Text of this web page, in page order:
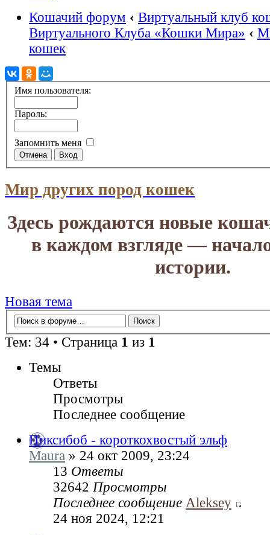
Кошачий форум ‹ Виртуальный клуб
Виртуального Клуба «Кошки Мира» ‹
кошек
Имя пользователя:
Пароль:
Запомнить меня
Мир других пород кошек
Здесь рождаются новые
в каждом взгляде —
истории.
Новая тема
Тем: 34 • Страница 1 из 1
Темы
Ответы
Просмотры
Последнее сообщение
Пиксибоб - короткохвостый эльф
Maura » 24 окт 2009, 23:24
13 Ответы
32642 Просмотры
Последнее сообщение Aleksey
24 ноя 2024, 12:21